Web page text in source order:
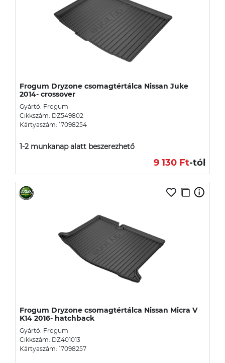
Frogum Dryzone csomagtértálca Nissan Juke
2014- crossover
Gyártó: Frogum
Cikkszám: DZ549802
Kártyaszám: 17098254
1-2 munkanap alatt beszerezhető
9 130 Ft-tól
Frogum Dryzone csomagtértálca Nissan Micra V
K14 2016- hatchback
Gyártó: Frogum
Cikkszám: DZ401013
Kártyaszám: 17098257